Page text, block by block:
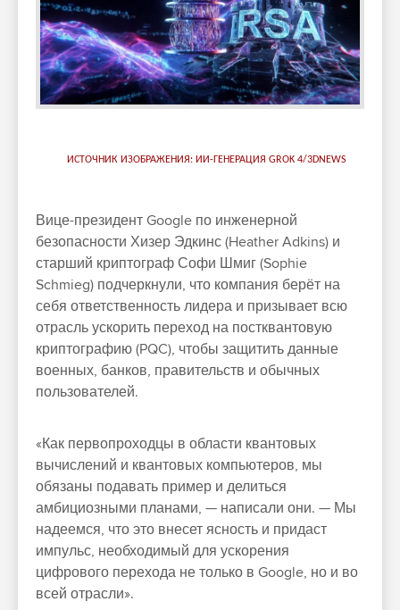
ИСТОЧНИК ИЗОБРАЖЕНИЯ: ИИ-ГЕНЕРАЦИЯ GROK 4/3DNEWS
Вице-президент Google по инженерной
безопасности Хизер Эдкинс (Heather Adkins) и
старший криптограф Софи Шмиг (Sophie
Schmieg) подчеркнули, что компания берёт на
себя ответственность лидера и призывает всю
отрасль ускорить переход на постквантовую
криптографию (PQC), чтобы защитить данные
военных, банков, правительств и обычных
пользователей.
«Как первопроходцы в области квантовых
вычислений и квантовых компьютеров, мы
обязаны подавать пример и делиться
амбициозными планами, — написали они. — Мы
надеемся, что это внесет ясность и придаст
импульс, необходимый для ускорения
цифрового перехода не только в Google, но и во
всей отрасли».